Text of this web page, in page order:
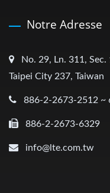
Notre Adresse
No. 29, Ln. 311,
Taipei City 237, Taiwan
886-2-2673-2512 ~
886-2-2673-6329
info@lte.com.tw